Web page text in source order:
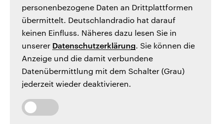
personenbezogene Daten an Drittplattformen
übermittelt. Deutschlandradio hat darauf
keinen Einfluss. Näheres dazu lesen Sie in
unserer Datenschutzerklärung. Sie können die
Anzeige und die damit verbundene
Datenübermittlung mit dem Schalter (Grau)
jederzeit wieder deaktivieren.